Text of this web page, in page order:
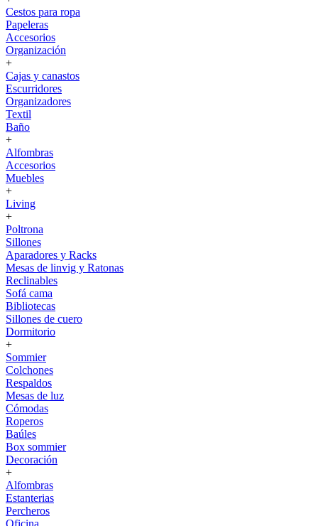
Cestos para ropa
Papeleras
Accesorios
Organización
+
Cajas y canastos
Escurridores
Organizadores
Textil
Baño
+
Alfombras
Accesorios
Muebles
+
Living
+
Poltrona
Sillones
Aparadores y Racks
Mesas de linvig y Ratonas
Reclinables
Sofá cama
Bibliotecas
Sillones de cuero
Dormitorio
+
Sommier
Colchones
Respaldos
Mesas de luz
Cómodas
Roperos
Baúles
Box sommier
Decoración
+
Alfombras
Estanterias
Percheros
Oficina